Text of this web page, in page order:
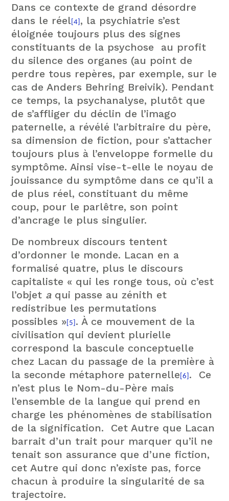
Dans ce contexte de grand désordre
dans le réel [4] , la psychiatrie s’est
éloignée toujours plus des signes
constituants de la psychose au profit
du silence des organes (au point de
perdre tous repères, par exemple, sur le
cas de Anders Behring Breivik). Pendant
ce temps, la psychanalyse, plutôt que
de s’affliger du déclin de l’imago
paternelle, a révélé l’arbitraire du père,
sa dimension de fiction, pour s’attacher
toujours plus à l’enveloppe formelle du
symptôme. Ainsi vise-t-elle le noyau de
jouissance du symptôme dans ce qu’il a
de plus réel, constituant du même
coup, pour le parlêtre, son point
d’ancrage le plus singulier.
De nombreux discours tentent
d’ordonner le monde. Lacan en a
formalisé quatre, plus le discours
capitaliste « qui les ronge tous, où c’est
l’objet aqui passe au zénith et
redistribue les permutations
possibles » [5] . À ce mouvement de la
civilisation qui devient plurielle
correspond la bascule conceptuelle
chez Lacan du passage de la première à
la seconde métaphore paternelle [6] . Ce
n’est plus le Nom-du-Père mais
l’ensemble de la langue qui prend en
charge les phénomènes de stabilisation
de la signification. Cet Autre que Lacan
barrait d’un trait pour marquer qu’il ne
tenait son assurance que d’une fiction,
cet Autre qui donc n’existe pas, force
chacun à produire la singularité de sa
trajectoire.